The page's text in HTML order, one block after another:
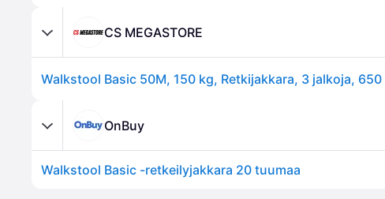
CS MEGASTORE
Walkstool Basic 50M, 150 kg, Retkijakkara, 3 jalkoja, 650
OnBuy
Walkstool Basic -retkeilyjakkara 20 tuumaa